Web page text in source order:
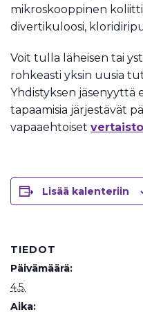
mikroskooppinen
divertikuloosi,
Voit tulla läheisen tai
rohkeasti yksin uusia
Yhdistyksen jäsenyyttä
tapaamisia järjestävät
vapaaehtoiset
Lisää kalenteriin
TIEDOT
Päivämäärä:
4.5.
Aika: